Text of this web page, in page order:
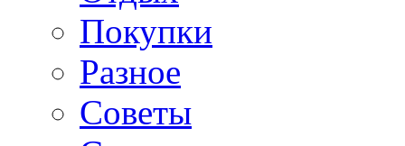
Покупки
Разное
Советы